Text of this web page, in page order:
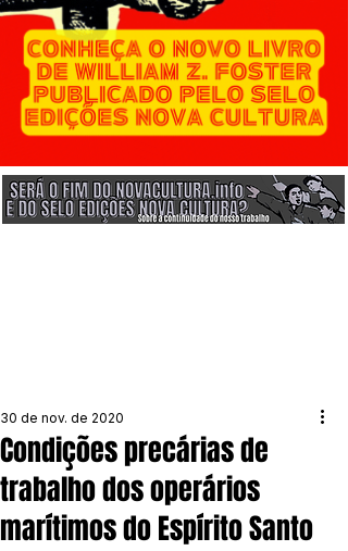
Condições precárias de
trabalho dos operários
marítimos do Espírito Santo
30 de nov. de 2020